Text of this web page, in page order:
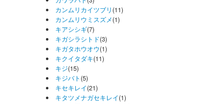
カンムリカイツブリ (11)
カンムリウミスズメ(1)
キアシシギ(7)
キガシラシトド(3)
キガタホウオウ(1)
キクイタダキ(11)
キジ(15)
キジバト (5)
キセキレイ(21)
キタツメナガセキレイ(1)